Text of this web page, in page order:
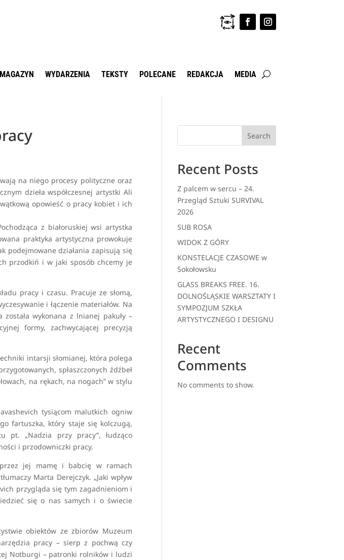
MAGAZYN WYDARZENIA TEKSTY POLECANE REDAKCJA MEDIA
na niego procesy polityczne oraz
dzieła współczesnej artystki Ali
opowieść o pracy kobiet i ich
z białoruskiej wsi artystka
praktyka artystyczna prowokuje
podejmowane działania zapisują się
przodkiń i w jaki sposób chcemy je
pracy i czasu. Pracuje ze słomą,
i łączenie materiałów. Na
wykonana z lnianej pakuły –
formy, zachwycającej precyzją
intarsji słomianej, która polega
spłaszczonych źdźbeł
na rękach, na nogach” w stylu
tysiącom malutkich ogniw
fartuszka, który staje się kolczugą,
pt. „Nadzia przy pracy”, łudząco
i przodowniczki pracy.
przez jej mamę i babcię w ramach
Marta Derejczyk. „Jaki wpływ
przygląda się tym zagadnieniom i
się o nas samych i o świecie
obiektów ze zbiorów Muzeum
pracy – sierp z pochwą czy
Notburgi – patronki rolników i ludzi
Search
Recent Posts
Z palcem w sercu – 24.
Przegląd Sztuki SURVIVAL
2026
SUB ROSA
WIDOK Z GÓRY
KONSTELACJE CZASOWE w
Sokołowsku
GLASS BREAKS FREE. 16.
DOLNOŚLĄSKIE WARSZTATY I
SYMPOZJUM SZKŁA
ARTYSTYCZNEGO I DESIGNU
Recent
Comments
No comments to show.